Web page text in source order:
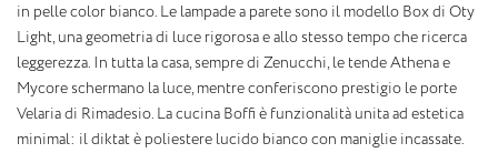
in pelle color bianco. Le lampade a parete sono il modello Box di Oty
Light, una geometria di luce rigorosa e allo stesso tempo che ricerca
leggerezza. In tutta la casa, sempre di Zenucchi, le tende Athena e
Mycore schermano la luce, mentre conferiscono prestigio le porte
Velaria di Rimadesio. La cucina Boffi è funzionalità unita ad estetica
minimal: il diktat è poliestere lucido bianco con maniglie incassate.